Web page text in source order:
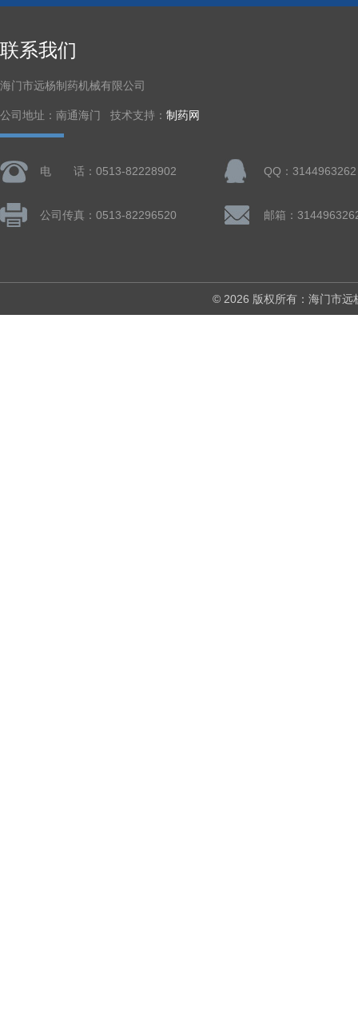
联系我们
海门市远杨制药机械有限公司
公司地址：南通海门 技术支持： 制药网
电 话：0513-82228902 QQ：3144963262
公司传真：0513-82296520 邮箱：
© 2026 版权所有：海门市